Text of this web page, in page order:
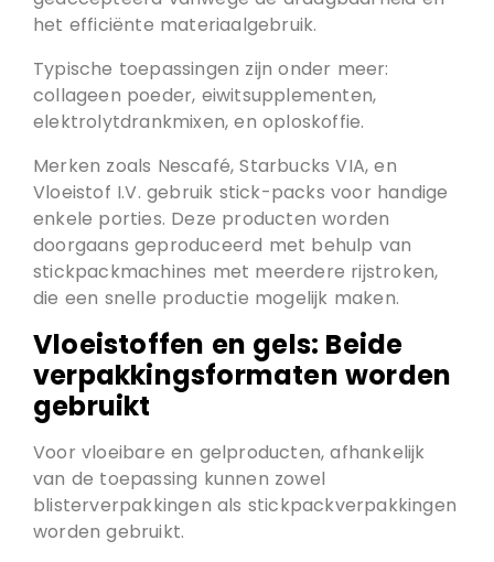
het efficiënte materiaalgebruik.
Typische toepassingen zijn onder meer:
collageen poeder, eiwitsupplementen,
elektrolytdrankmixen, en oploskoffie.
Merken zoals Nescafé, Starbucks VIA, en
Vloeistof I.V. gebruik stick-packs voor handige
enkele porties. Deze producten worden
doorgaans geproduceerd met behulp van
stickpackmachines met meerdere rijstroken,
die een snelle productie mogelijk maken.
Vloeistoffen en gels: Beide
verpakkingsformaten worden
gebruikt
Voor vloeibare en gelproducten, afhankelijk
van de toepassing kunnen zowel
blisterverpakkingen als stickpackverpakkingen
worden gebruikt.